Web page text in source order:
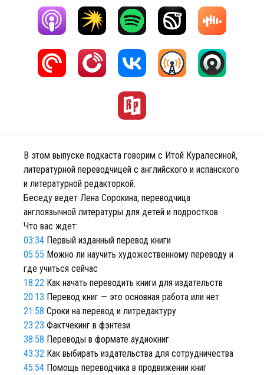
В этом выпуске подкаста говорим с Итой Куралесиной,
литературной переводчицей с английского и испанского
и литературной редакторкой.
Беседу ведет Лена Сорокина, переводчица
англоязычной литературы для детей и подростков.
Что вас ждет:
03:34 Первый изданный перевод книги
05:55 Можно ли научить художественному переводу и
где учиться сейчас
18:22 Как начать переводить книги для издательств
20:13 Перевод книг — это основная работа или нет
21:58 Сроки на перевод и литредактуру
23:23 Фактчекинг в фэнтези
38:58 Переводы в формате аудиокниг
43:32 Как выбирать издательства для сотрудничества
45:54 Помощь переводчика в продвижении книг